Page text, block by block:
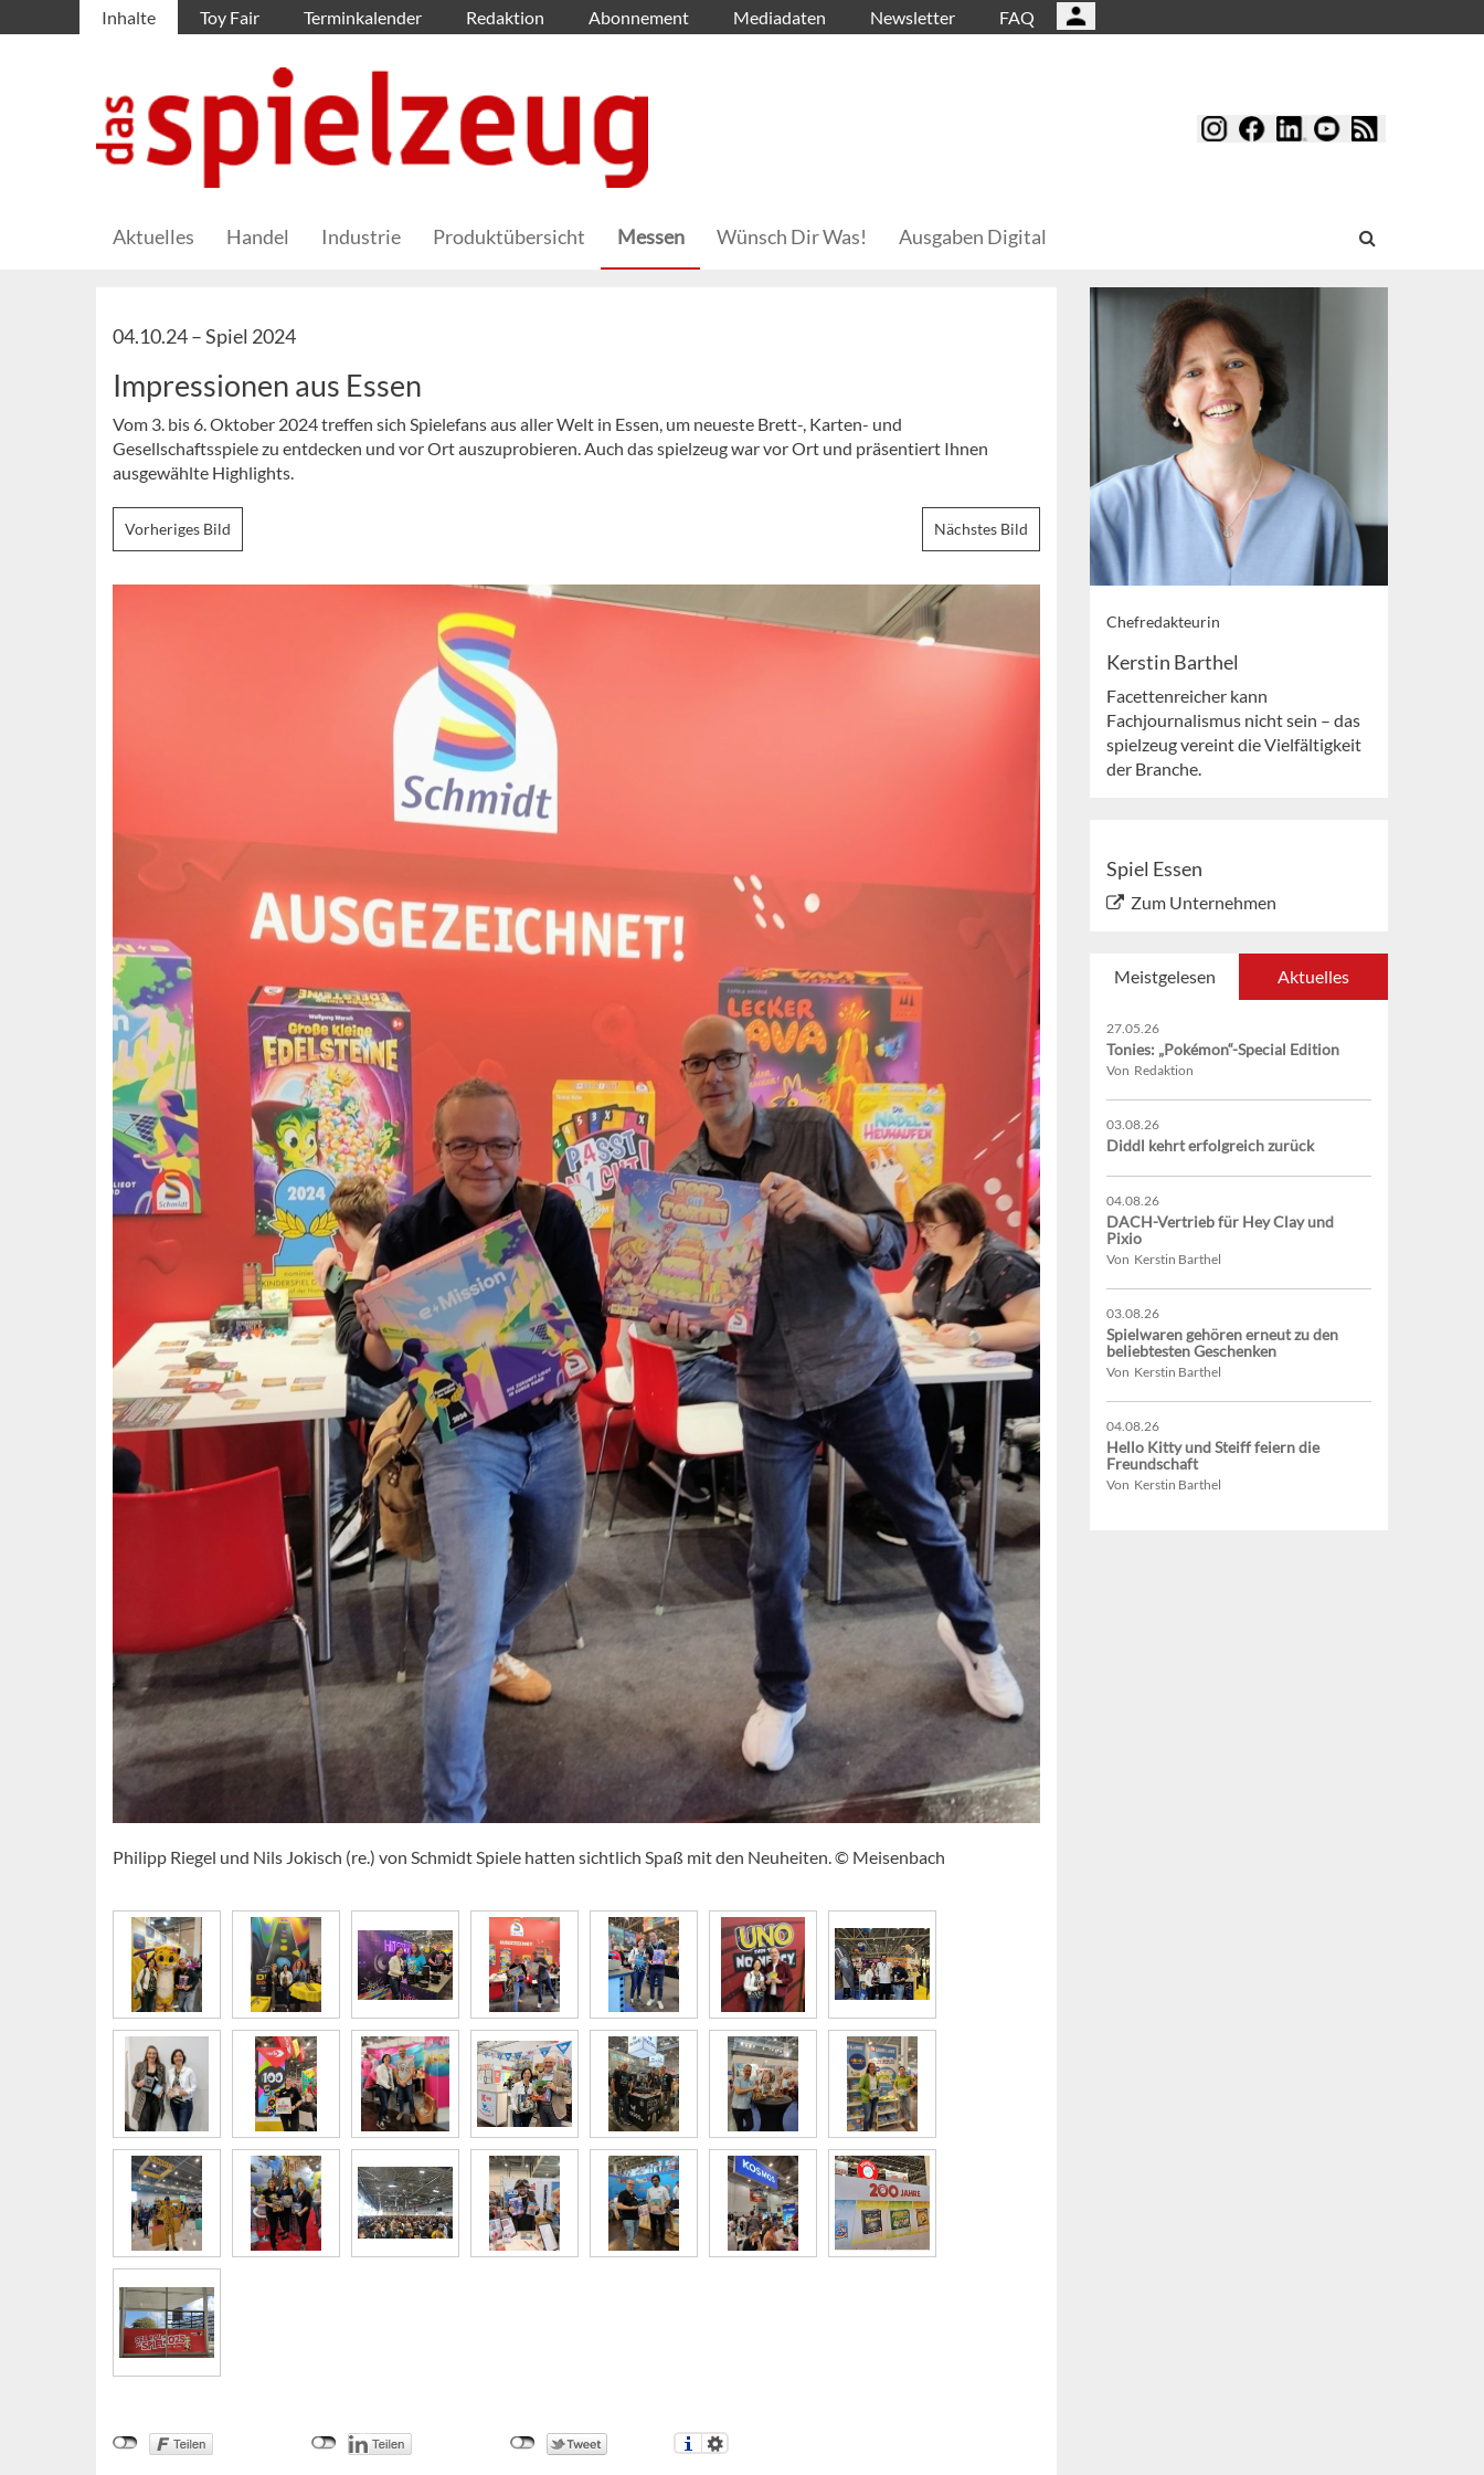
Inhalte Toy Fair Terminkalender Redaktion Abonnement Mediadaten Newsletter FAQ
Aktuelles Handel Industrie Produktübersicht Messen Wünsch Dir Was! Ausgaben Digital
04.10.24 –Spiel 2024
Impressionen aus Essen
Vom 3. bis 6. Oktober 2024 treffen sich Spielefans aus aller Welt in Essen, um neueste Brett-, Karten- und
Gesellschaftsspiele zu entdecken und vor Ort auszuprobieren. Auch das spielzeug war vor Ort und präsentiert Ihnen
ausgewählte Highlights.
Vorheriges Bild Nächstes Bild
Philipp Riegel und Nils Jokisch (re.) von Schmidt Spiele hatten sichtlich Spaß mit den Neuheiten. © Meisenbach
Chefredakteurin
Kerstin Barthel
Facettenreicher kann
Fachjournalismus nicht sein – das
spielzeug vereint die Vielfältigkeit
der Branche.
Spiel Essen
Zum Unternehmen
Meistgelesen Aktuelles
27.05.26
Tonies: „Pokémon“-Special Edition
Von Redaktion
03.08.26
Diddl kehrt erfolgreich zurück
04.08.26
DACH-Vertrieb für Hey Clay und
Pixio
Von Kerstin Barthel
03.08.26
Spielwaren gehören erneut zu den
beliebtesten Geschenken
Von Kerstin Barthel
04.08.26
Hello Kitty und Steiff feiern die
Freundschaft
Von Kerstin Barthel